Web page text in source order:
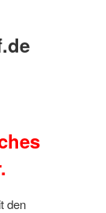
den